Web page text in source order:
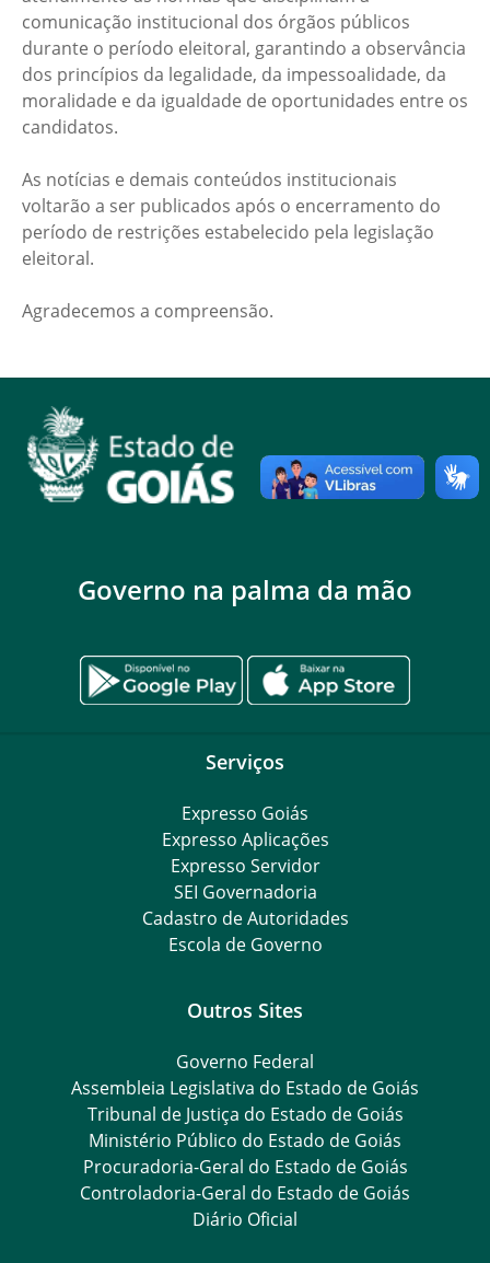
comunicação institucional dos órgãos públicos
durante o período eleitoral, garantindo a observância
dos princípios da legalidade, da impessoalidade, da
moralidade e da igualdade de oportunidades entre os
candidatos.
As notícias e demais conteúdos institucionais
voltarão a ser publicados após o encerramento do
período de restrições estabelecido pela legislação
eleitoral.
Agradecemos a compreensão.
Governo na palma da mão
Serviços
Expresso Goiás
Expresso Aplicações
Expresso Servidor
SEI Governadoria
Cadastro de Autoridades
Escola de Governo
Outros Sites
Governo Federal
Assembleia Legislativa do Estado de Goiás
Tribunal de Justiça do Estado de Goiás
Ministério Público do Estado de Goiás
Procuradoria-Geral do Estado de Goiás
Controladoria-Geral do Estado de Goiás
Diário Oficial